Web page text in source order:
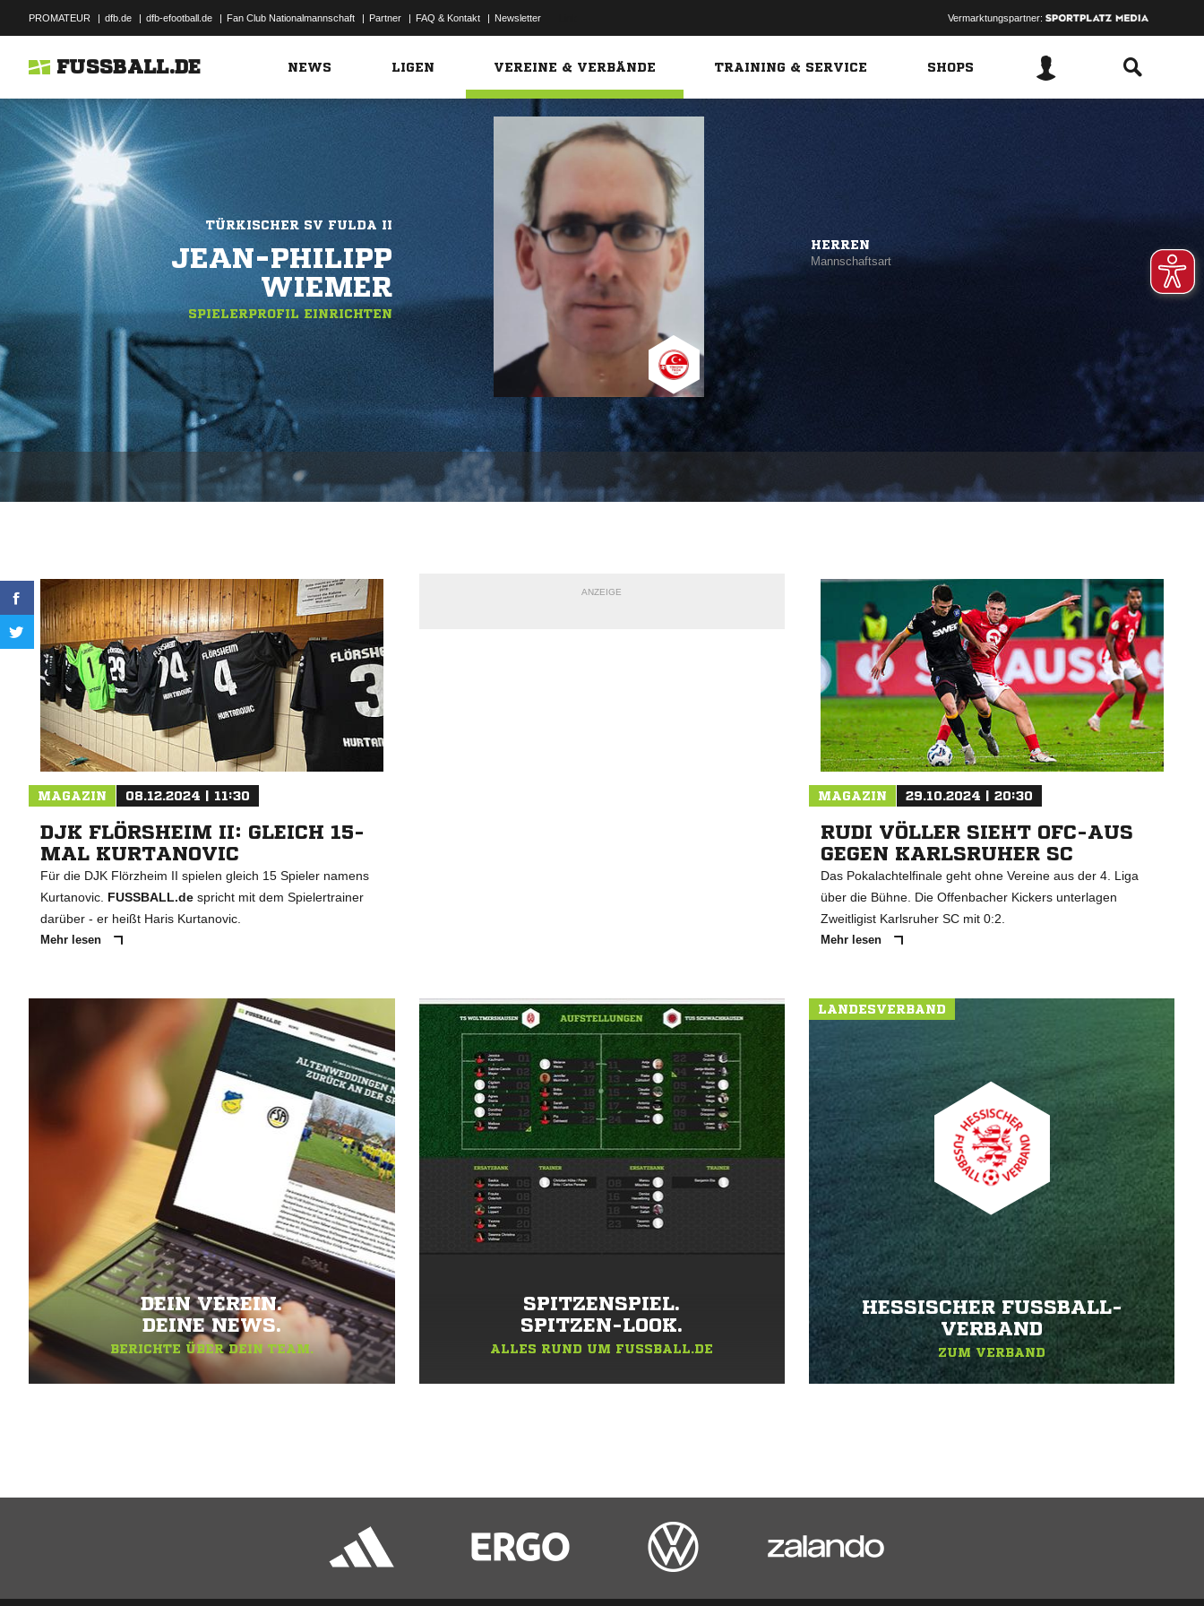
PROMATEUR | dfb.de | dfb-efootball.de | Fan Club Nationalmannschaft | Partner | FAQ & Kontakt | Newsletter Vermarktungspartner:
FUSSBALL.DE NEWS LIGEN VEREINE & VERBÄNDE TRAINING & SERVICE SHOPS
TÜRKISCHER SV FULDA II
JEAN-PHILIPP
WIEMER
SPIELERPROFIL EINRICHTEN
HERREN
Mannschaftsart
MAGAZIN 08.12.2024 | 11:30
DJK FLÖRSHEIM II: GLEICH 15-
MAL KURTANOVIC
Für die DJK Flörzheim II spielen gleich 15 Spieler namens
Kurtanovic. FUSSBALL.de spricht mit dem Spielertrainer
darüber - er heißt Haris Kurtanovic.
Mehr lesen
ANZEIGE
MAGAZIN 29.10.2024 | 20:30
RUDI VÖLLER SIEHT OFC-AUS
GEGEN KARLSRUHER SC
Das Pokalachtelfinale geht ohne Vereine aus der 4. Liga
über die Bühne. Die Offenbacher Kickers unterlagen
Zweitligist Karlsruher SC mit 0:2.
Mehr lesen
DEIN VEREIN.
DEINE NEWS.
BERICHTE ÜBER DEIN TEAM.
SPITZENSPIEL.
SPITZEN-LOOK.
ALLES RUND UM FUSSBALL.DE
LANDESVERBAND
HESSISCHER FUSSBALL-V
ERBAND
ZUM VERBAND